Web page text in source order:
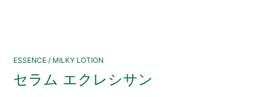
ESSENCE / MILKY LOTION
セラム エクレシサン